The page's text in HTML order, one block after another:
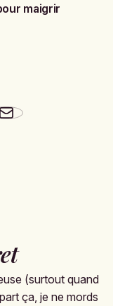
maigrir
(surtout quand
ça, je ne mords